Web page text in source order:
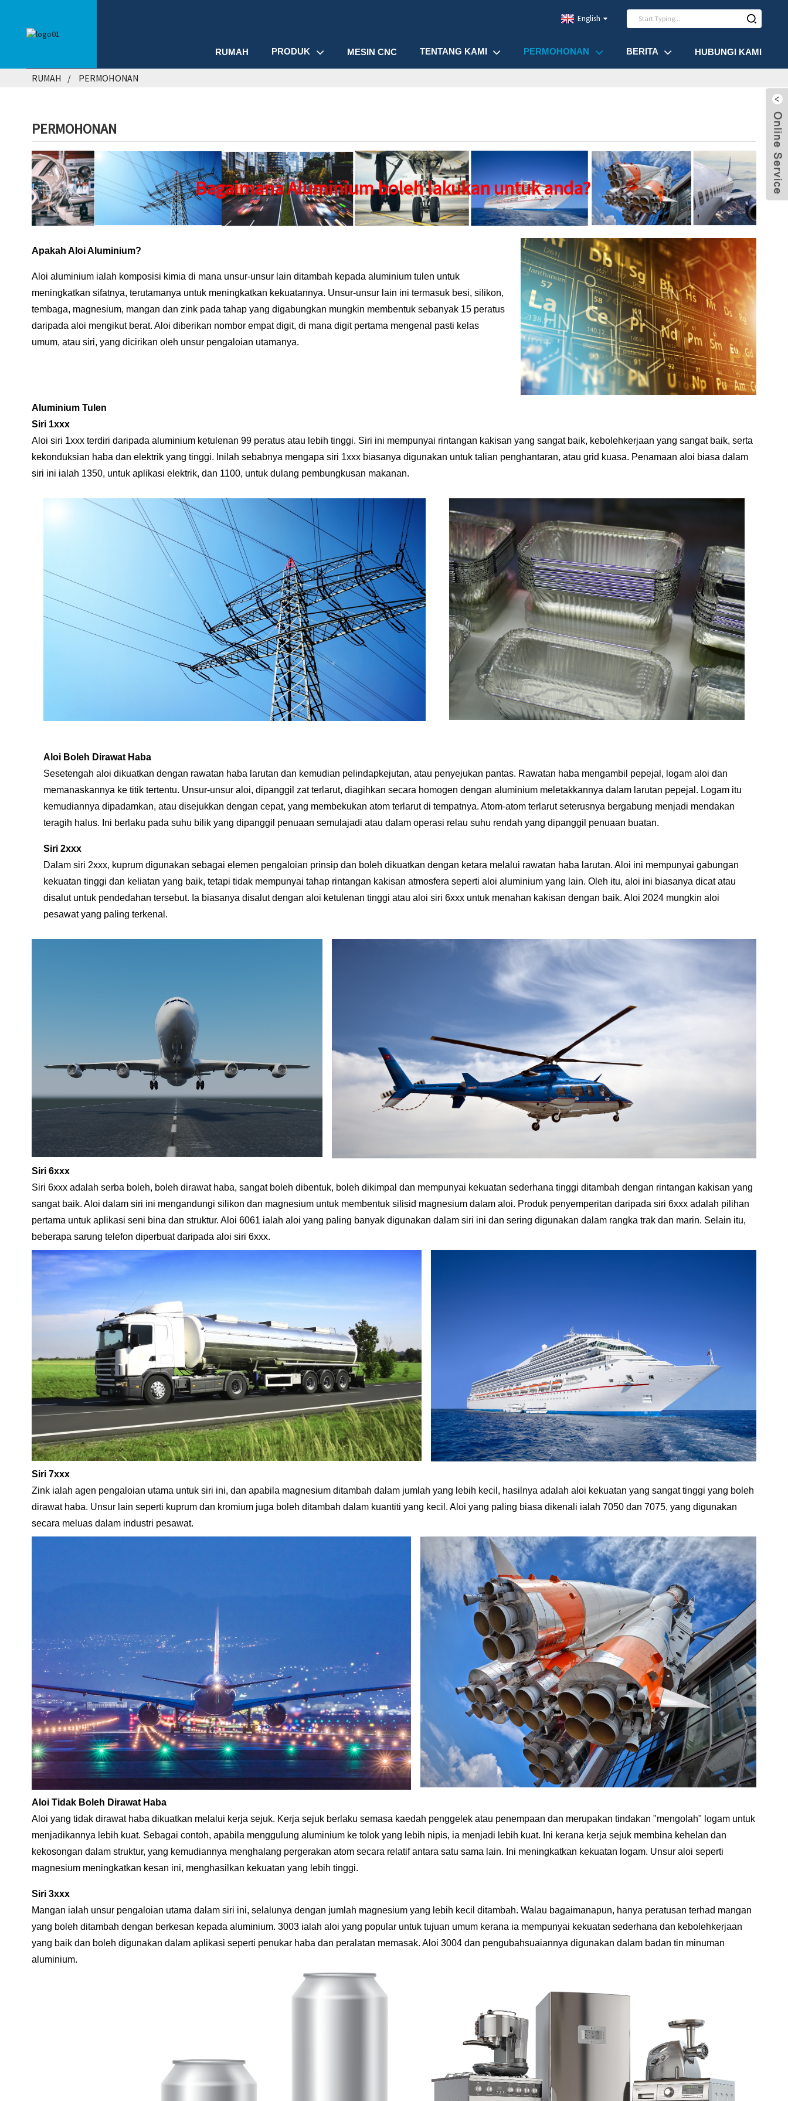
RUMAH PRODUK MESIN CNC TENTANG KAMI PERMOHONAN BERITA HUBUNGI KAMI
English
RUMAH PERMOHONAN
PERMOHONAN
Bagaimana Aluminium boleh lakukan untuk anda?
Apakah Aloi Aluminium?
Aloi aluminium ialah komposisi kimia di mana unsur-unsur lain ditambah kepada aluminium tulen untuk
meningkatkan sifatnya, terutamanya untuk meningkatkan kekuatannya. Unsur-unsur lain ini termasuk besi, silikon,
tembaga, magnesium, mangan dan zink pada tahap yang digabungkan mungkin membentuk sebanyak 15 peratus
daripada aloi mengikut berat. Aloi diberikan nombor empat digit, di mana digit pertama mengenal pasti kelas
umum, atau siri, yang dicirikan oleh unsur pengaloian utamanya.
Aluminium Tulen
Siri 1xxx
Aloi siri 1xxx terdiri daripada aluminium ketulenan 99 peratus atau lebih tinggi. Siri ini mempunyai rintangan kakisan yang sangat baik, kebolehkerjaan yang sangat baik, serta
kekonduksian haba dan elektrik yang tinggi. Inilah sebabnya mengapa siri 1xxx biasanya digunakan untuk talian penghantaran, atau grid kuasa. Penamaan aloi biasa dalam
siri ini ialah 1350, untuk aplikasi elektrik, dan 1100, untuk dulang pembungkusan makanan.
Aloi Boleh Dirawat Haba
Sesetengah aloi dikuatkan dengan rawatan haba larutan dan kemudian pelindapkejutan, atau penyejukan pantas. Rawatan haba mengambil pepejal, logam aloi dan
memanaskannya ke titik tertentu. Unsur-unsur aloi, dipanggil zat terlarut, diagihkan secara homogen dengan aluminium meletakkannya dalam larutan pepejal. Logam itu
kemudiannya dipadamkan, atau disejukkan dengan cepat, yang membekukan atom terlarut di tempatnya. Atom-atom terlarut seterusnya bergabung menjadi mendakan
teragih halus. Ini berlaku pada suhu bilik yang dipanggil penuaan semulajadi atau dalam operasi relau suhu rendah yang dipanggil penuaan buatan.
Siri 2xxx
Dalam siri 2xxx, kuprum digunakan sebagai elemen pengaloian prinsip dan boleh dikuatkan dengan ketara melalui rawatan haba larutan. Aloi ini mempunyai gabungan
kekuatan tinggi dan keliatan yang baik, tetapi tidak mempunyai tahap rintangan kakisan atmosfera seperti aloi aluminium yang lain. Oleh itu, aloi ini biasanya dicat atau
disalut untuk pendedahan tersebut. Ia biasanya disalut dengan aloi ketulenan tinggi atau aloi siri 6xxx untuk menahan kakisan dengan baik. Aloi 2024 mungkin aloi
pesawat yang paling terkenal.
Siri 6xxx
Siri 6xxx adalah serba boleh, boleh dirawat haba, sangat boleh dibentuk, boleh dikimpal dan mempunyai kekuatan sederhana tinggi ditambah dengan rintangan kakisan yang
sangat baik. Aloi dalam siri ini mengandungi silikon dan magnesium untuk membentuk silisid magnesium dalam aloi. Produk penyemperitan daripada siri 6xxx adalah pilihan
pertama untuk aplikasi seni bina dan struktur. Aloi 6061 ialah aloi yang paling banyak digunakan dalam siri ini dan sering digunakan dalam rangka trak dan marin. Selain itu,
beberapa sarung telefon diperbuat daripada aloi siri 6xxx.
Siri 7xxx
Zink ialah agen pengaloian utama untuk siri ini, dan apabila magnesium ditambah dalam jumlah yang lebih kecil, hasilnya adalah aloi kekuatan yang sangat tinggi yang boleh
dirawat haba. Unsur lain seperti kuprum dan kromium juga boleh ditambah dalam kuantiti yang kecil. Aloi yang paling biasa dikenali ialah 7050 dan 7075, yang digunakan
secara meluas dalam industri pesawat.
Aloi Tidak Boleh Dirawat Haba
Aloi yang tidak dirawat haba dikuatkan melalui kerja sejuk. Kerja sejuk berlaku semasa kaedah penggelek atau penempaan dan merupakan tindakan "mengolah" logam untuk
menjadikannya lebih kuat. Sebagai contoh, apabila menggulung aluminium ke tolok yang lebih nipis, ia menjadi lebih kuat. Ini kerana kerja sejuk membina kehelan dan
kekosongan dalam struktur, yang kemudiannya menghalang pergerakan atom secara relatif antara satu sama lain. Ini meningkatkan kekuatan logam. Unsur aloi seperti
magnesium meningkatkan kesan ini, menghasilkan kekuatan yang lebih tinggi.
Siri 3xxx
Mangan ialah unsur pengaloian utama dalam siri ini, selalunya dengan jumlah magnesium yang lebih kecil ditambah. Walau bagaimanapun, hanya peratusan terhad mangan
yang boleh ditambah dengan berkesan kepada aluminium. 3003 ialah aloi yang popular untuk tujuan umum kerana ia mempunyai kekuatan sederhana dan kebolehkerjaan
yang baik dan boleh digunakan dalam aplikasi seperti penukar haba dan peralatan memasak. Aloi 3004 dan pengubahsuaiannya digunakan dalam badan tin minuman
aluminium.